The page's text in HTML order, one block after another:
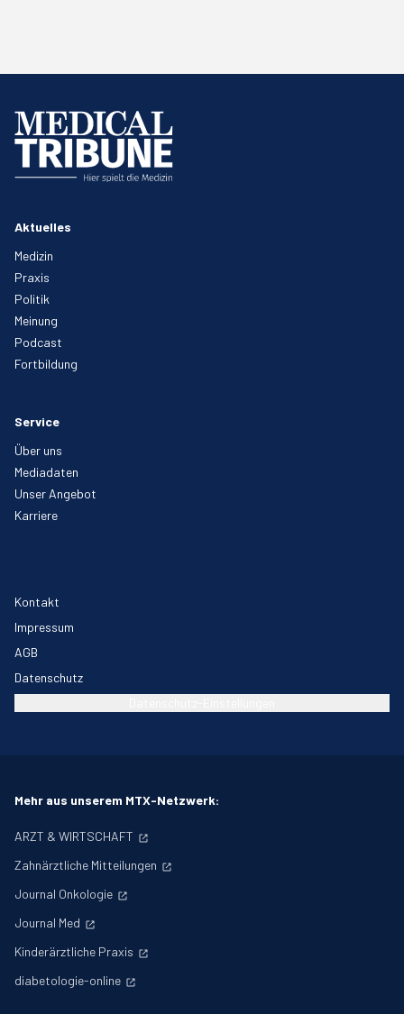
Aktuelles
Medizin
Praxis
Politik
Meinung
Podcast
Fortbildung
Service
Über uns
Mediadaten
Unser Angebot
Karriere
Kontakt
Impressum
AGB
Datenschutz
Mehr aus unserem MTX-Netzwerk:
ARZT & WIRTSCHAFT
Zahnärztliche Mitteilungen
Journal Onkologie
Journal Med
Kinderärztliche Praxis
diabetologie-online